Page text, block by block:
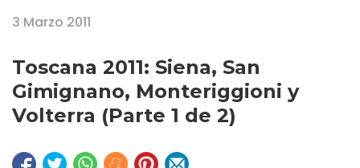
3 Marzo 2011
Toscana 2011: Siena, San
Gimignano, Monteriggioni y
Volterra (Parte 1 de 2)